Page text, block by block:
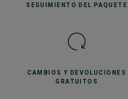
SEGUIMIENTO DEL PAQUETE
CAMBIOS Y DEVOLUCIONES
GRATUITOS